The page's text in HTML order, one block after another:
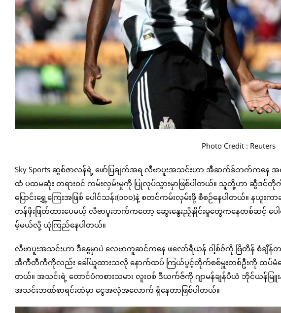
Photo Credit : Reuters
Sky Sports ဆွစ်ဇာလန်ရဲ့ ဖော်ပြချက်အရ လီဗာပူးအသင်းဟာ အီဆက်ခ်ဘက်ကနေ အပ
ထံ ပထမဆုံး တရားဝင် ကမ်းလှမ်းမှုကို ပြုလုပ်သွားမှာဖြစ်ပါတယ်။ သူတို့ဟာ ဆွီဒင်တိုက်
ပြောင်းရွှေ့ကြေးအဖြစ် ပေါင်သန်း(၁၀၀)နဲ့ စတင်ကမ်းလှမ်းဖို့ စီစဉ်နေပါတယ်။
တန်ဖိုးဖြတ်ထားပေမယ့် လီဗာပူးဘက်ကတော့ ဆွေးနွေးညှိနှိုင်းမှုတွေကနေတစ်ဆင့် ပေ
မ့်မယ်လို့ ယုံကြည်နေပါတယ်။
လီဗာပူးအသင်းဟာ ဒီနွေမှာပဲ လေဗာကူဆင်ကနေ ဖလော်ရီယန် ဝါ့စ်ဇ်ကို ဗြိတိန် စံချိန်တင်
အီကီတီကီကိုလည်း ခေါ်ယူထားသလို နောက်ထပ် ကြယ်ပွင့်တိုက်စစ်မှူးတစ်ဦးကို ထပ်မံခေ
တယ်။ အသင်းရဲ့ တောင်ပံကစားသမား လူးဝစ် ဒီယက်ဇ်ကို ဂျာမန်ချန်ပီယံ ဘိုင်ယန်မြူ
အသင်းဘဏ်စာရင်းထဲမှာ ငွေအလုံအလောက် ရှိနေတာဖြစ်ပါတယ်။